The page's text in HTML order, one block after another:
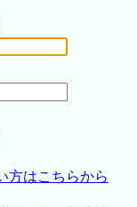
方はこちらから